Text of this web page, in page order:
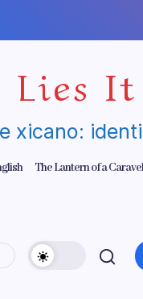
Lies It
xicano:
The Lantern of a Caravel